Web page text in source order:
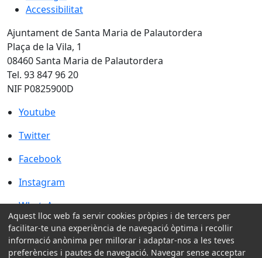
Accessibilitat
Ajuntament de Santa Maria de Palautordera
Plaça de la Vila, 1
08460 Santa Maria de Palautordera
Tel. 93 847 96 20
NIF P0825900D
Youtube
Youtube
Twitter
Twitter
Facebook
Facebook
Instagram
Instagram
WhatsApp
WhatsApp
Amb la col·laboració de:
Aquest lloc web fa servir cookies pròpies i de tercers per
facilitar-te una experiència de navegació òptima i recollir
informació anònima per millorar i adaptar-nos a les teves
preferències i pautes de navegació. Navegar sense acceptar